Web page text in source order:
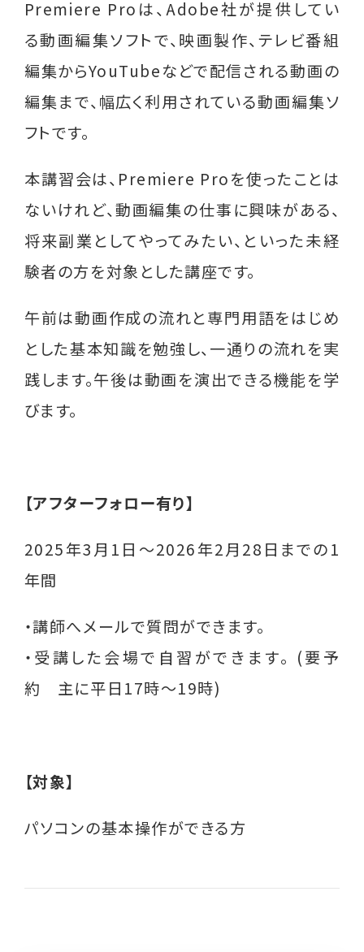
イベント
ライフプラン セミナー
就業支援講習会
グループ相談会
離婚前後の親支援講座
相談支援員研修会 （支援者対象）
その他
過去のイベント実績
役立つ情報
はあと通信
しんぐるまざあず・ふぉーらむ無料職業紹介
ひとり親インタビュー
家庭庁)
くらし応援ナビTokyo
Premiere Proは、Adobe社が提供してい
る動画編集ソフトで、映画製作、テレビ番組
編集からYouTubeなどで配信される動画の
編集まで、幅広く利用されている動画編集ソ
フトです。
本講習会は、Premiere Proを使ったことは
ないけれど、動画編集の仕事に興味がある、
将来副業としてやってみたい、といった未経
験者の方を対象とした講座です。
午前は動画作成の流れと専門用語をはじめ
とした基本知識を勉強し、一通りの流れを実
践します。午後は動画を演出できる機能を学
びます。
【アフターフォロー有り】
2025年3月1日～2026年2月28日までの1
年間
・講師へメールで質問ができます。
・受講した会場で自習ができます。 (要予
約 主に平日17時～19時)
【対象】
パソコンの基本操作ができる方